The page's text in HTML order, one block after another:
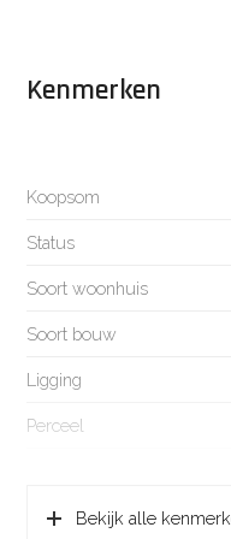
Kenmerken
Koopsom
Status
Soort woonhuis
Soort bouw
Ligging
Perceel
Bekijk alle